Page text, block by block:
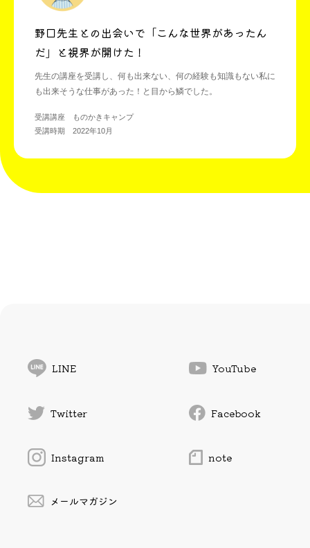
野口先生との出会いで「こんな世界があったん
だ」と視界が開けた！
先生の講座を受講し、何も出来ない、何の経験も知識もない私に
も出来そうな仕事があった！と目から鱗でした。
受講講座 ものかきキャンプ
受講時期 2022年10月
LINE YouTube
Twitter Facebook
Instagram note
メールマガジン